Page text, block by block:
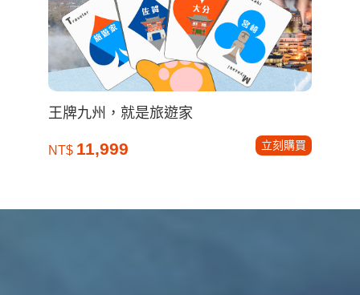
王牌九州，就是旅遊家
NT$ 11,999 立刻購買